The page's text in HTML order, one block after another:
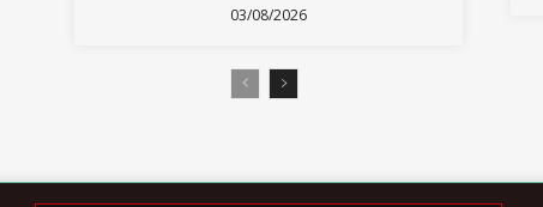
03/08/2026